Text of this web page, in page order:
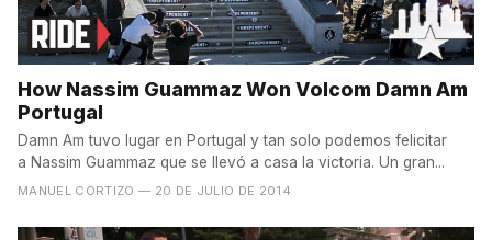
How Nassim Guammaz Won Volcom Damn Am
Portugal
Damn Am tuvo lugar en Portugal y tan solo podemos felicitar
a Nassim Guammaz que se llevó a casa la victoria. Un gran...
MANUEL CORTIZO — 20 DE JULIO DE 2014